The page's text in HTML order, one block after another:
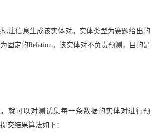
注信息生成该实体对。实体类型为赛题给出的
固定的Relation。该实体对不负责预测，目的是
就可以对测试集每一条数据的实体对进行预
交结果算法如下：